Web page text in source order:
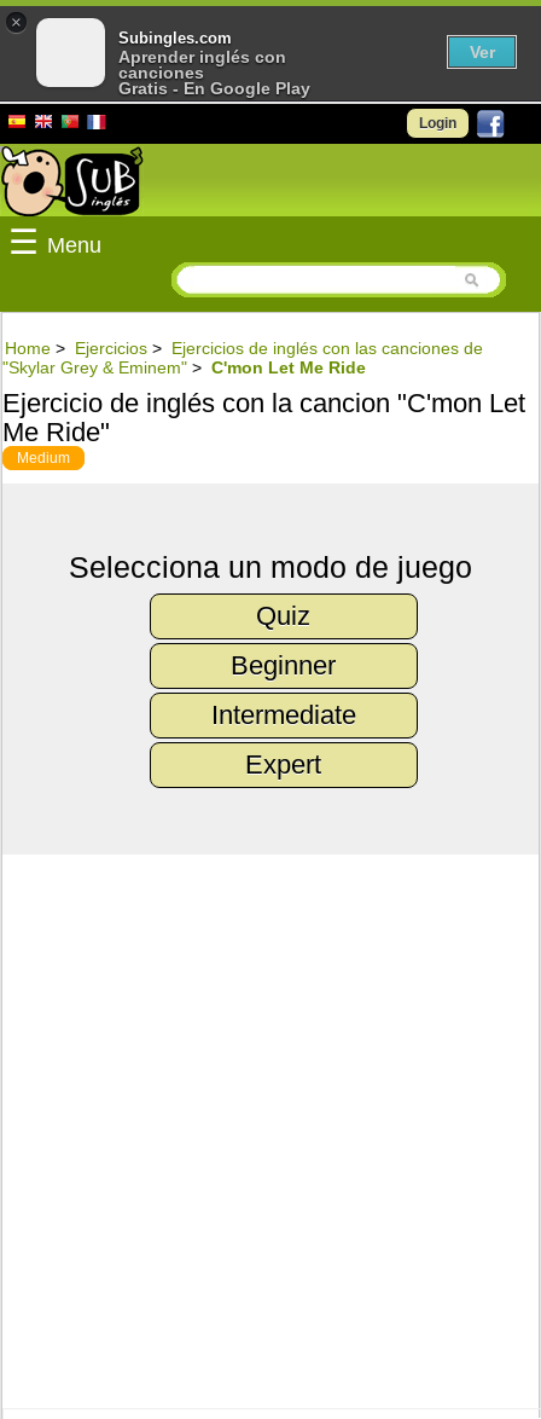
Login
☰ Menu
Home > Ejercicios > Ejercicios de inglés con las canciones de
"Skylar Grey & Eminem" > C'mon Let Me Ride
Ejercicio de inglés con la cancion "C'mon Let
Me Ride"
Medium
Selecciona un modo de juego
Quiz
Beginner
Intermediate
Expert
×
Subingles.com
Aprender inglés con
canciones
Gratis - En Google Play
Ver